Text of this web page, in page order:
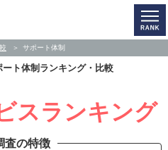
サポート体制
ート体制ランキング・比較
スランキング
査の特徴